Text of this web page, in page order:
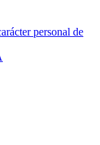
personal de